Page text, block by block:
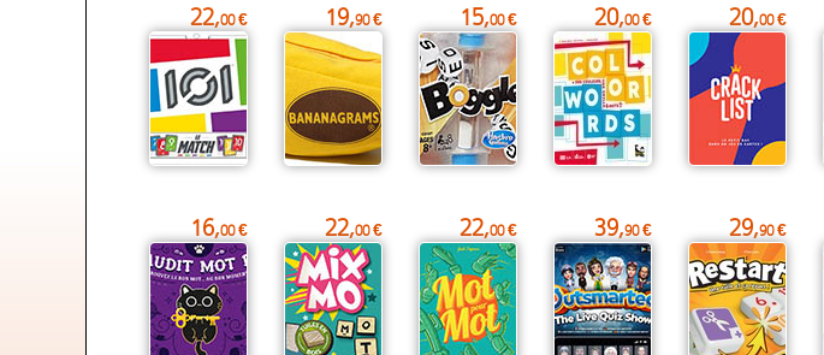
22,00 € 19,90 € 15,00 € 20,00 € 20,00 €
16,00 € 22,00 € 22,00 € 39,90 € 29,90 €